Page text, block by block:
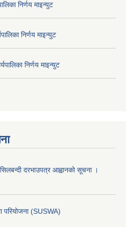
निर्णय माइन्युट
निर्णय माइन्युट
निर्णय माइन्युट
दरभाउपत्र आह्वानको सूचना ।
परियोजना (SUSWA)